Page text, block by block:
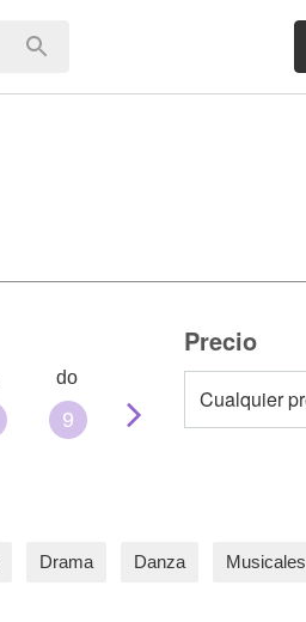
do
9 10
Precio
Drama Danza Musicales